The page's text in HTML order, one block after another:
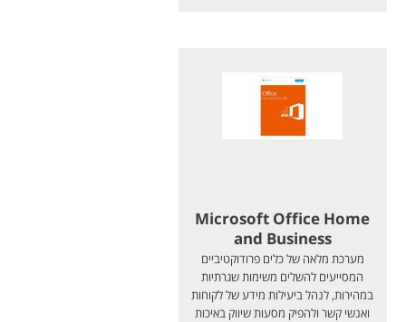
Microsoft Office Home
and Business
מערכת מלאה של כלים פרודוקטיביים
המסייעים להשלים משימות שגרתיות
במהירות, לנהל ביעילות מידע של לקוחות
ואנשי קשר ולהפיק מסעות שיווק באיכות